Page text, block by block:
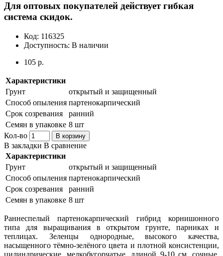
Для оптовых покупателей действует гибкая
система скидок.
Код: 116325
Доступность: В наличии
105 р.
Характеристики
Грунт
открытый и защищенный
Способ опыления партенокарпический
Срок созревания
ранний
Семян в упаковке 8 шт
Кол-во
В корзину
В закладки В сравнение
Характеристики
Грунт
открытый и защищенный
Способ опыления партенокарпический
Срок созревания
ранний
Семян в упаковке 8 шт
Раннеспелый партенокарпический гибрид корнишонного
типа для выращивания в открытом грунте, парниках и
теплицах. Зеленцы однородные, высокого качества,
насыщенного тёмно-зелёного цвета и плотной консистенции,
цилиндрические, мелкобугорчатые, длиной 9-10 см, сочные,